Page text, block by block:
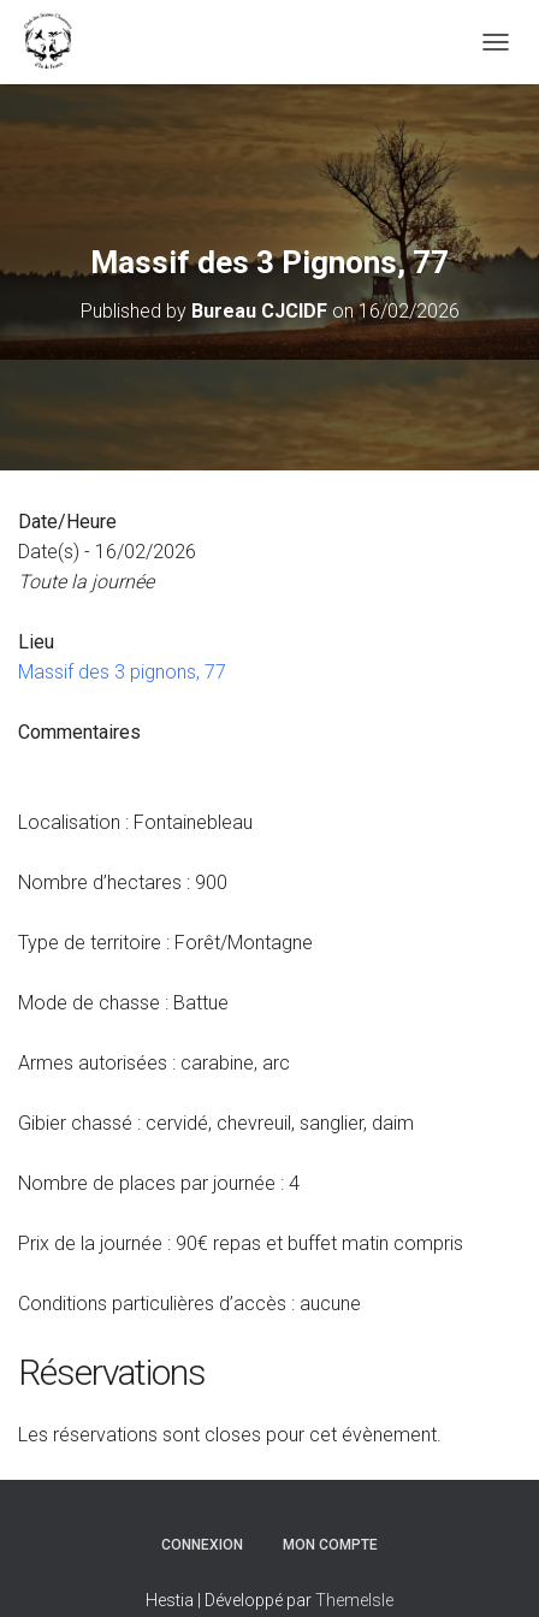
Massif des 3 Pignons, 77
Published by Bureau CJCIDFon16/02/2026
Date/Heure
Date(s) - 16/02/2026
Toute la journée
Lieu
Massif des 3 pignons, 77
Commentaires
Localisation : Fontainebleau
Nombre d’hectares : 900
Type de territoire : Forêt/Montagne
Mode de chasse : Battue
Armes autorisées : carabine, arc
Gibier chassé : cervidé, chevreuil, sanglier, daim
Nombre de places par journée : 4
Prix de la journée : 90€ repas et buffet matin compris
Conditions particulières d’accès : aucune
Réservations
Les réservations sont closes pour cet évènement.
CONNEXION MON COMPTE
Hestia | Développé parThemeIsle